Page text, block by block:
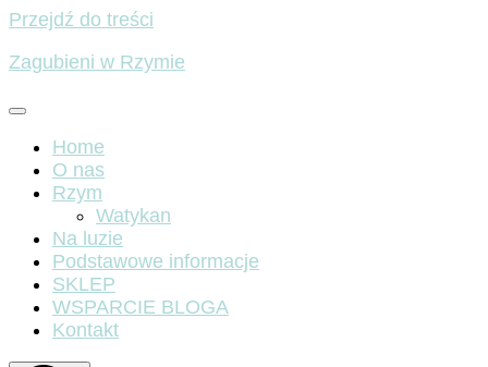
Przejdź do treści
Zagubieni w Rzymie
Home
O nas
Rzym
Watykan
Na luzie
Podstawowe informacje
SKLEP
WSPARCIE BLOGA
Kontakt